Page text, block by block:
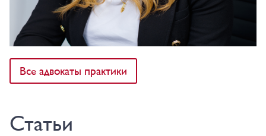
Все адвокаты практики
Статьи